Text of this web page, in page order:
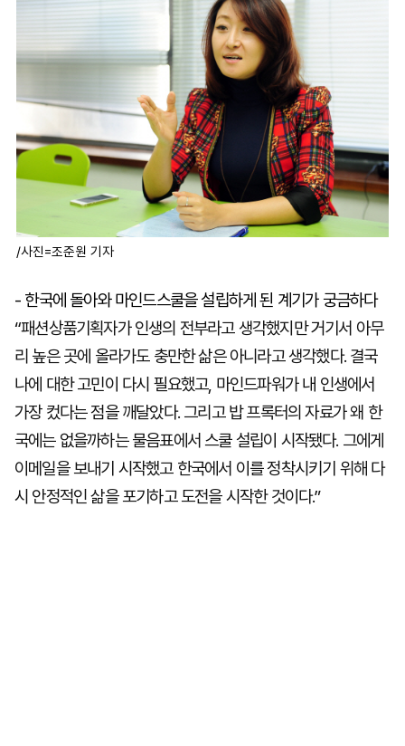
/사진=조준원 기자
- 한국에 돌아와 마인드스쿨을 설립하게 된 계기가 궁금하다
“패션상품기획자가 인생의 전부라고 생각했지만 거기서 아무
리 높은 곳에 올라가도 충만한 삶은 아니라고 생각했다. 결국
나에 대한 고민이 다시 필요했고, 마인드파워가 내 인생에서
가장 컸다는 점을 깨달았다. 그리고 밥 프록터의 자료가 왜 한
국에는 없을까하는 물음표에서 스쿨 설립이 시작됐다. 그에게
이메일을 보내기 시작했고 한국에서 이를 정착시키기 위해 다
시 안정적인 삶을 포기하고 도전을 시작한 것이다.”